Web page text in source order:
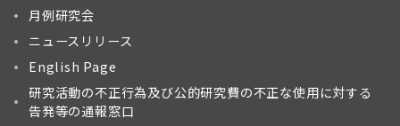
月例研究会
ニュースリリース
English Page
研究活動の不正行為及び公的研究費の不正な使用に対する
告発等の通報窓口